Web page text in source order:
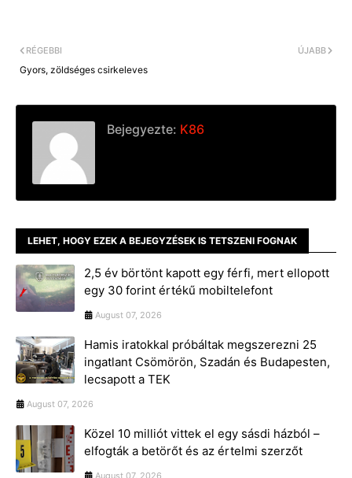
ÚJABB
RÉGEBBI
Gyors, zöldséges csirkeleves
Bejegyezte: K86
LEHET, HOGY EZEK A BEJEGYZÉSEK IS TETSZENI FOGNAK
2,5 év börtönt kapott egy férfi, mert ellopott
egy 30 forint értékű mobiltelefont
August 07, 2026
Hamis iratokkal próbáltak megszerezni 25
ingatlant Csömörön, Szadán és Budapesten,
lecsapott a TEK
August 07, 2026
Közel 10 milliót vittek el egy sásdi házból –
elfogták a betörőt és az értelmi szerzőt